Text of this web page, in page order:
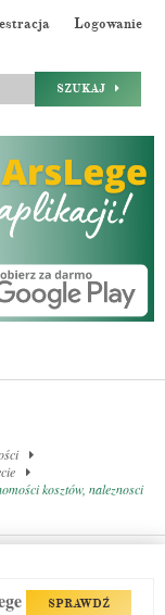
Logowanie
SZUKAJ
kosztów, naleznosci
SPRAWDŹ